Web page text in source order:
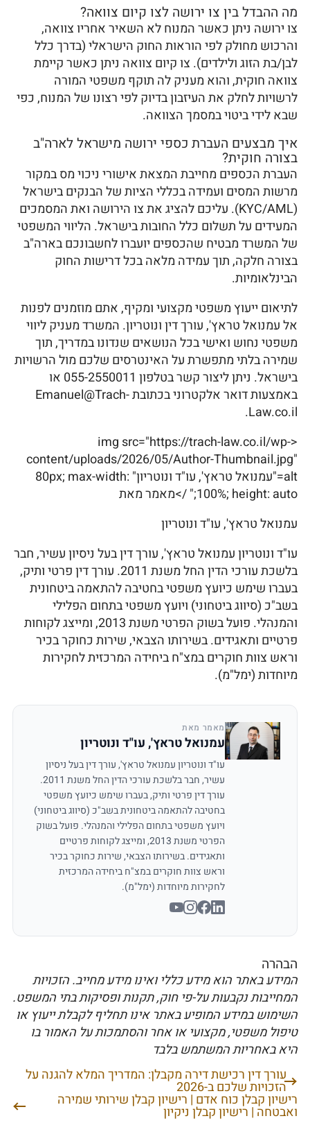
מה ההבדל בין צו ירושה לצו קיום צוואה?
צו ירושה ניתן כאשר המנוח לא השאיר אחריו צוואה,
והרכוש מחולק לפי הוראות החוק הישראלי (בדרך כלל
לבן/בת הזוג ולילדים). צו קיום צוואה ניתן כאשר קיימת
צוואה חוקית, והוא מעניק לה תוקף משפטי המורה
לרשויות לחלק את העיזבון בדיוק לפי רצונו של המנוח, כפי
שבא לידי ביטוי במסמך הצוואה.
איך מבצעים העברת כספי ירושה מישראל לארה"ב
בצורה חוקית?
העברת הכספים מחייבת המצאת אישורי ניכוי מס במקור
מרשות המסים ועמידה בכללי הציות של הבנקים בישראל
(KYC/AML). עליכם להציג את צו הירושה ואת המסמכים
המעידים על תשלום כלל החובות בישראל. הליווי המשפטי
של המשרד מבטיח שהכספים יועברו לחשבונכם בארה"ב
בצורה חלקה, תוך עמידה מלאה בכל דרישות החוק
הבינלאומיות.
לתיאום ייעוץ משפטי מקצועי ומקיף, אתם מוזמנים לפנות
אל עמנואל טראץ', עורך דין ונוטריון. המשרד מעניק ליווי
משפטי נחוש ואישי בכל הנושאים שנדונו במדריך, תוך
שמירה בלתי מתפשרת על האינטרסים שלכם מול הרשויות
בישראל. ניתן ליצור קשר בטלפון 055-2550011 או
באמצעות דואר אלקטרוני בכתובת Emanuel@Trach-
Law.co.il.
<img src="https://trach-law.co.il/wp-
content/uploads/2026/05/Author-Thumbnail.jpg"
alt="עמנואל טראץ', עו"ד ונוטריון" 80px; max-width:
100%; height: auto;" />מאמר מאת
עמנואל טראץ', עו"ד ונוטריון
עו"ד ונוטריון עמנואל טראץ', עורך דין בעל ניסיון עשיר, חבר
בלשכת עורכי הדין החל משנת 2011. עורך דין פרטי ותיק,
בעברו שימש כיועץ משפטי בחטיבה להתאמה ביטחונית
בשב"כ (סיווג ביטחוני) ויועץ משפטי בתחום הפלילי
והמנהלי. פועל בשוק הפרטי משנת 2013, ומייצג לקוחות
פרטיים ותאגידים. בשירותו הצבאי, שירות כחוקר בכיר
וראש צוות חוקרים במצ"ח ביחידה המרכזית לחקירות
מיוחדות (ימל"מ).
מאמר מאת
עמנואל טראץ', עו"ד ונוטריון
עו"ד ונוטריון עמנואל טראץ', עורך דין בעל ניסיון
עשיר, חבר בלשכת עורכי הדין החל משנת 2011.
עורך דין פרטי ותיק, בעברו שימש כיועץ משפטי
בחטיבה להתאמה ביטחונית בשב"כ (סיווג ביטחוני)
ויועץ משפטי בתחום הפלילי והמנהלי. פועל בשוק
הפרטי משנת 2013, ומייצג לקוחות פרטיים
ותאגידים. בשירותו הצבאי, שירות כחוקר בכיר
וראש צוות חוקרים במצ"ח ביחידה המרכזית
לחקירות מיוחדות (ימל"מ).
הבהרה
המידע באתר הוא מידע כללי ואינו מידע מחייב. הזכויות
המחייבות נקבעות על-פי חוק, תקנות ופסיקות בתי המשפט.
השימוש במידע המופיע באתר אינו תחליף לקבלת ייעוץ או
טיפול משפטי, מקצועי או אחר והסתמכות על האמור בו
היא באחריות המשתמש בלבד
ניווטעורך דין רכישת דירה מקבלן: המדריך המלא להגנה על
הזכויות שלכם ב-2026
רישיון קבלן כוח אדם | רישיון קבלן שירותי שמירה
ואבטחה | רישיון קבלן ניקיון